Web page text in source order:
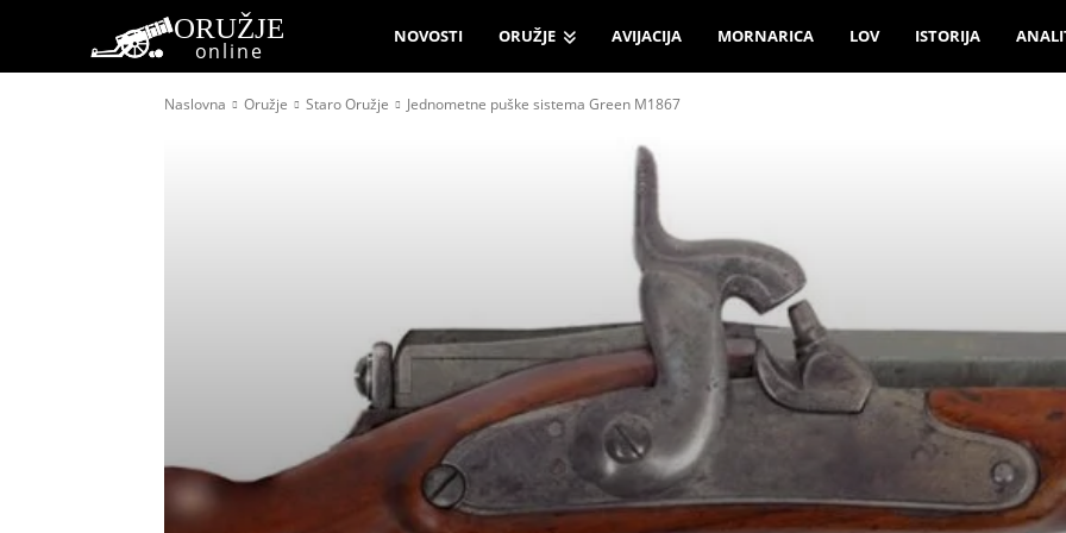
ORUŽJE
online
NOVOSTI ORUŽJE AVIJACIJA MORNARICA LOV ISTORIJA
Naslovna Oružje Staro Oružje Jednometne puške sistema Green M1867